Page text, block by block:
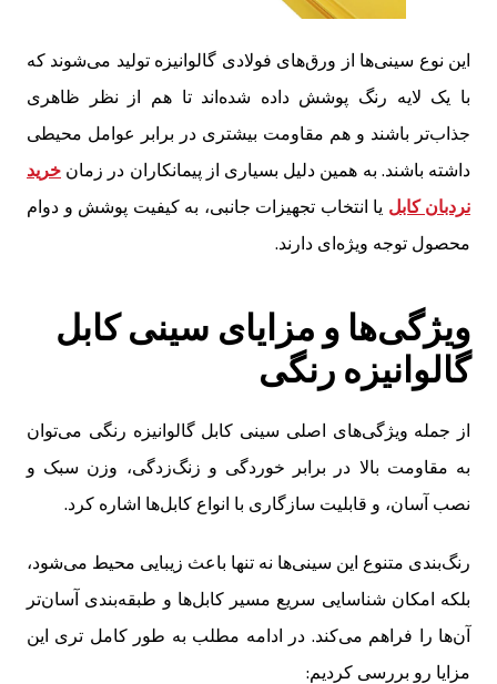
این نوع سینی‌ها از ورق‌های فولادی گالوانیزه تولید می‌شوند که
با یک لایه رنگ پوشش داده شده‌اند تا هم از نظر ظاهری
جذاب‌تر باشند و هم مقاومت بیشتری در برابر عوامل محیطی
داشته باشند. به همین دلیل بسیاری از پیمانکاران در زمان خرید
نردبان کابل یا انتخاب تجهیزات جانبی، به کیفیت پوشش و دوام
محصول توجه ویژه‌ای دارند.
ویژگی‌ها و مزایای سینی کابل
گالوانیزه رنگی
از جمله ویژگی‌های اصلی سینی کابل گالوانیزه رنگی می‌توان
به مقاومت بالا در برابر خوردگی و زنگ‌زدگی، وزن سبک و
نصب آسان، و قابلیت سازگاری با انواع کابل‌ها اشاره کرد.
رنگ‌بندی متنوع این سینی‌ها نه تنها باعث زیبایی محیط می‌شود،
بلکه امکان شناسایی سریع مسیر کابل‌ها و طبقه‌بندی آسان‌تر
آن‌ها را فراهم می‌کند. در ادامه مطلب به طور کامل تری این
مزایا رو بررسی کردیم: